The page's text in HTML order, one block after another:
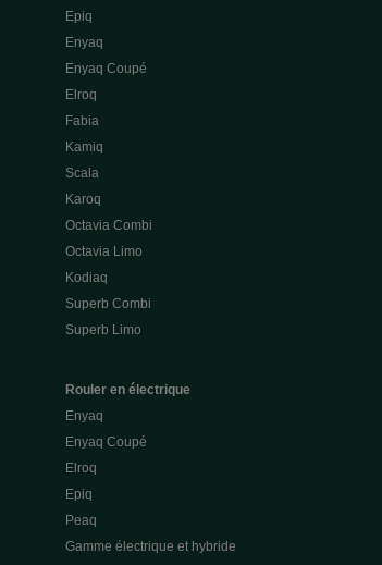
Epiq
Enyaq
Enyaq Coupé
Elroq
Fabia
Kamiq
Scala
Karoq
Octavia Combi
Octavia Limo
Kodiaq
Superb Combi
Superb Limo
Rouler en électrique
Enyaq
Enyaq Coupé
Elroq
Epiq
Peaq
Gamme électrique et hybride